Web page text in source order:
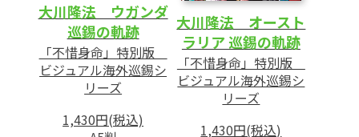
大川隆法 ウガンダ
巡錫の軌跡
「不惜身命」特別版
ビジュアル海外巡錫シ
リーズ
1,430円(税込)
大川隆法 オースト
ラリア 巡錫の軌跡
「不惜身命」特別版
ビジュアル海外巡錫シ
リーズ
1,430円(税込)